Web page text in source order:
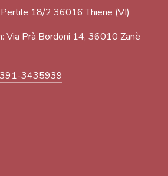
18/2 36016 Thiene (VI)
Via Prà Bordoni 14, 36010 Zanè
391-3435939